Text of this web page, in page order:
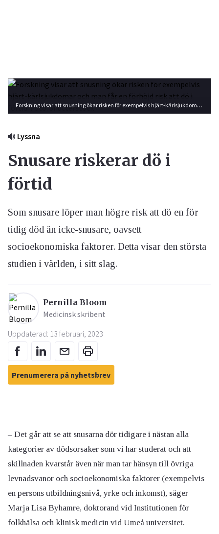
Forskning visar att snusning ökar risken för exempelvis hjärt-kärlsjukdomar och man får en förhöjd risk att dö i förtid. Foto: Shutterstock
Lyssna
Snusare riskerar dö i
förtid
Som snusare löper man högre risk att dö en för
tidig död än icke-snusare, oavsett
socioekonomiska faktorer. Detta visar den största
studien i världen, i sitt slag.
Pernilla Bloom
Medicinsk skribent
Uppdaterad: 13 februari, 2023
Prenumerera på nyhetsbrev
– Det går att se att snusarna dör tidigare i nästan alla
kategorier av dödsorsaker som vi har studerat och att
skillnaden kvarstår även när man tar hänsyn till övriga
levnadsvanor och socioekonomiska faktorer (exempelvis
en persons utbildningsnivå, yrke och inkomst), säger
Marja Lisa Byhamre, doktorand vid Institutionen för
folkhälsa och klinisk medicin vid Umeå universitet.